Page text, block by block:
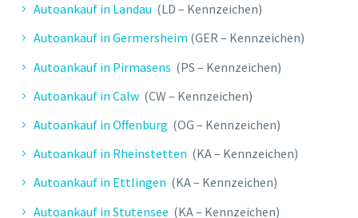
Autoankauf in Landau (LD – Kennzeichen)
Autoankauf in Germersheim (GER – Kennzeichen)
Autoankauf in Pirmasens (PS – Kennzeichen)
Autoankauf in Calw (CW – Kennzeichen)
Autoankauf in Offenburg (OG – Kennzeichen)
Autoankauf in Rheinstetten (KA – Kennzeichen)
Autoankauf in Ettlingen (KA – Kennzeichen)
Autoankauf in Stutensee (KA – Kennzeichen)